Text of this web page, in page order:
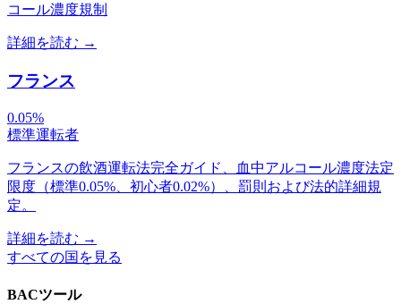
コール濃度規制
詳細を読む →
フランス
0.05%
標準運転者
フランスの飲酒運転法完全ガイド、血中アルコール濃度法定
限度（標準0.05%、初心者0.02%）、罰則および法的詳細規
定。
詳細を読む →
すべての国を見る
BACツール